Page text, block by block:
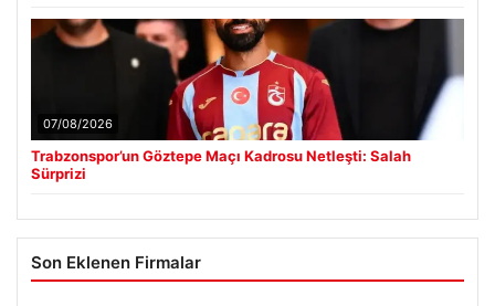
07/08/2026
Trabzonspor’un Göztepe Maçı Kadrosu Netleşti: Salah
Sürprizi
Son Eklenen Firmalar